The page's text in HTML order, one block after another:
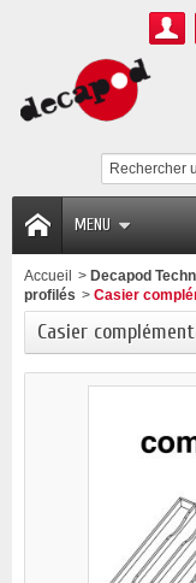
MENU
Accueil > Decapod
profilés > Casier
Casier